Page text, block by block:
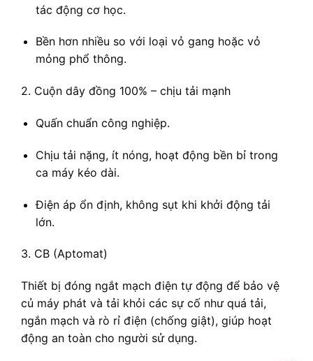
tác động cơ học.
Bền hơn nhiều so với loại vỏ gang hoặc vỏ
mỏng phổ thông.
2. Cuộn dây đồng 100% – chịu tải mạnh
Quấn chuẩn công nghiệp.
Chịu tải nặng, ít nóng, hoạt động bền bỉ trong
ca máy kéo dài.
Điện áp ổn định, không sụt khi khởi động tải
lớn.
3. CB (Aptomat)
Thiết bị đóng ngắt mạch điện tự động để bảo vệ
củ máy phát và tải khỏi các sự cố như quá tải,
ngắn mạch và rò rỉ điện (chống giật), giúp hoạt
động an toàn cho người sử dụng.